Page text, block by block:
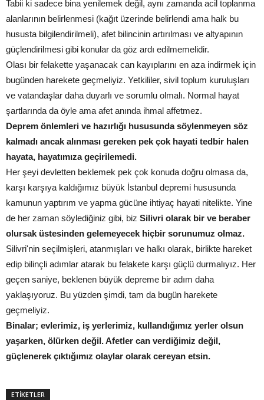
Tabii ki sadece bina yenilemek değil, aynı zamanda acil toplanma
alanlarının belirlenmesi (kağıt üzerinde belirlendi ama halk bu
hususta bilgilendirilmeli), afet bilincinin artırılması ve altyapının
güçlendirilmesi gibi konular da göz ardı edilmemelidir.
Olası bir felakette yaşanacak can kayıplarını en aza indirmek için
bugünden harekete geçmeliyiz. Yetkililer, sivil toplum kuruluşları
ve vatandaşlar daha duyarlı ve sorumlu olmalı. Normal hayat
şartlarında da öyle ama afet anında ihmal affetmez.
Deprem önlemleri ve hazırlığı hususunda söylenmeyen söz
kalmadı ancak alınması gereken pek çok hayati tedbir halen
hayata, hayatımıza geçirilemedi.
Her şeyi devletten beklemek pek çok konuda doğru olmasa da,
karşı karşıya kaldığımız büyük İstanbul depremi hususunda
kamunun yaptırım ve yapma gücüne ihtiyaç hayati nitelikte. Yine
de her zaman söylediğiniz gibi, biz Silivri olarak bir ve beraber
olursak üstesinden gelemeyecek hiçbir sorunumuz olmaz.
Silivri'nin seçilmişleri, atanmışları ve halkı olarak, birlikte hareket
edip bilinçli adımlar atarak bu felakete karşı güçlü durmalıyız. Her
geçen saniye, beklenen büyük depreme bir adım daha
yaklaşıyoruz. Bu yüzden şimdi, tam da bugün harekete
geçmeliyiz.
Binalar; evlerimiz, iş yerlerimiz, kullandığımız yerler olsun
yaşarken, ölürken değil. Afetler can verdiğimiz değil,
güçlenerek çıktığımız olaylar olarak cereyan etsin.
ETİKETLER